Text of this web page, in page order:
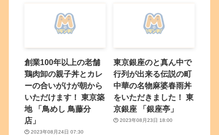
創業100年以上の老舗
鶏肉卸の親子丼とカレ
ーの合いがけが朝から
いただけます！ 東京築
地 「鳥めし 鳥藤分
店」
2023年08月24日 07:30
東京銀座のと真ん中で
行列が出来る伝説の町
中華の名物麻婆春雨丼
をいただきました！ 東
京銀座 「銀座亭」
2023年08月23日 18:00